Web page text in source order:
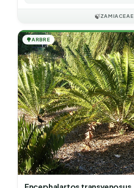
🍃ZAMIACEAE
🌳ARBRE